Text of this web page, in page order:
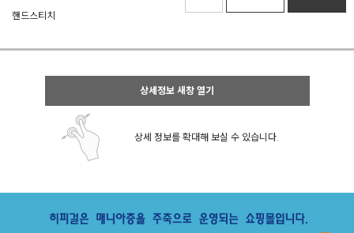
핸드스티치
상세정보 새창 열기
상세 정보를 확대해 보실 수 있습니다.